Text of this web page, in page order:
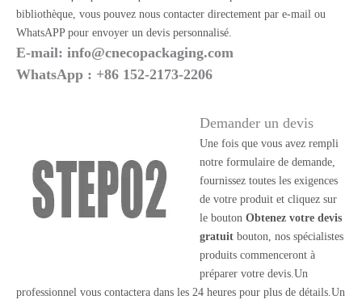
bibliothèque, vous pouvez nous contacter directement par e-mail ou
WhatsAPP pour envoyer un devis personnalisé.
E-mail: info@cnecopackaging.com
WhatsApp : +86 152-2173-2206
Demander un devis
Une fois que vous avez rempli
notre formulaire de demande,
fournissez toutes les exigences
de votre produit et cliquez sur
le boutonObtenez votre devis
gratuit bouton, nos spécialistes
produits commenceront à
préparer votre devis.Un
professionnel vous contactera dans les 24 heures pour plus de détails.Un